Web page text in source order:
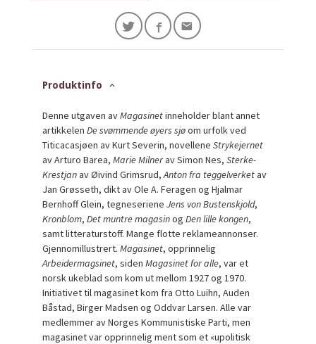
Produktinfo
Denne utgaven avMagasinetinneholder blant annet
artikkelenDe svømmende øyers sjøom urfolk ved
Titicacasjøen av Kurt Severin, novellene Strykejernet
av Arturo Barea,Marie Milnerav Simon Nes,Sterke-
Krestjanav Øivind Grimsrud,Anton fra teggelverketav
Jan Grøsseth, dikt av Ole A. Feragen og Hjalmar
Bernhoff Glein, tegneserieneJens von Bustenskjold,
Kronblom,Det muntre magasinogDen lille kongen,
samt litteraturstoff. Mange flotte reklameannonser.
Gjennomillustrert.Magasinet, opprinnelig
Arbeidermagsinet, sidenMagasinet for alle, var et
norsk ukeblad som kom ut mellom 1927 og 1970.
Initiativet til magasinet kom fra Otto Luihn, Auden
Båstad, Birger Madsen og Oddvar Larsen. Alle var
medlemmer av Norges Kommunistiske Parti, men
magasinet var opprinnelig ment som et «upolitisk